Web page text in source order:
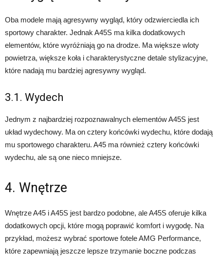
Oba modele mają agresywny wygląd, który odzwierciedla ich
sportowy charakter. Jednak A45S ma kilka dodatkowych
elementów, które wyróżniają go na drodze. Ma większe wloty
powietrza, większe koła i charakterystyczne detale stylizacyjne,
które nadają mu bardziej agresywny wygląd.
3.1. Wydech
Jednym z najbardziej rozpoznawalnych elementów A45S jest
układ wydechowy. Ma on cztery końcówki wydechu, które dodają
mu sportowego charakteru. A45 ma również cztery końcówki
wydechu, ale są one nieco mniejsze.
4. Wnętrze
Wnętrze A45 i A45S jest bardzo podobne, ale A45S oferuje kilka
dodatkowych opcji, które mogą poprawić komfort i wygodę. Na
przykład, możesz wybrać sportowe fotele AMG Performance,
które zapewniają jeszcze lepsze trzymanie boczne podczas